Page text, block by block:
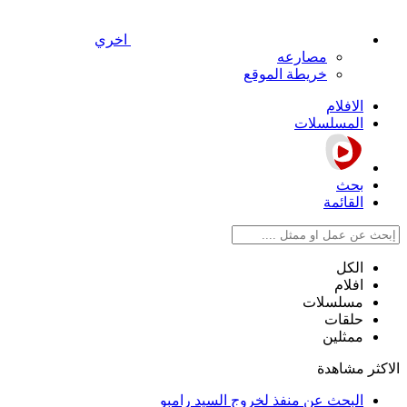
اخري
مصارعه
خريطة الموقع
الافلام
المسلسلات
بحث
القائمة
الكل
افلام
مسلسلات
حلقات
ممثلين
الاكثر مشاهدة
البحث عن منفذ لخروج السيد رامبو